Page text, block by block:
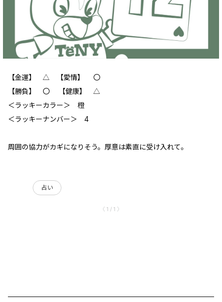
【金運】 △ 【愛情】 〇
【勝負】 〇 【健康】 △
＜ラッキーカラー＞ 橙
＜ラッキーナンバー＞ 4
周囲の協力がカギになりそう。厚意は素直に受け入れて。
占い
〈 1 / 1 〉